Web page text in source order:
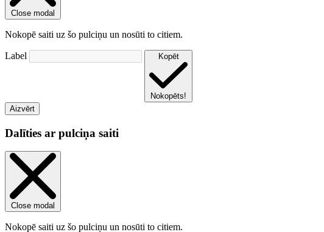
Close modal
Nokopē saiti uz šo pulciņu un nosūti to citiem.
Label Kopēt
Nokopēts!
Aizvērt
Dalīties ar pulciņa saiti
Close modal
Nokopē saiti uz šo pulciņu un nosūti to citiem.